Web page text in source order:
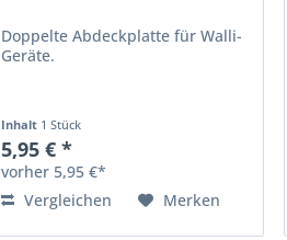
Doppelte Abdeckplatte für Walli-
Geräte.
Inhalt 1 Stück
5,95 € *
vorher 5,95 €*
Vergleichen
Merken